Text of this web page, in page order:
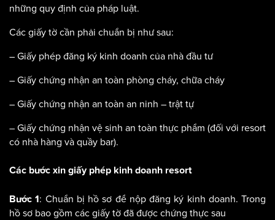
những quy định của pháp luật.
Các giấy tờ cần phải chuẩn bị như sau:
– Giấy phép đăng ký kinh doanh của nhà đầu tư
– Giấy chứng nhận an toàn phòng cháy, chữa cháy
– Giấy chứng nhận an toàn an ninh – trật tự
– Giấy chứng nhận vệ sinh an toàn thực phẩm (đối với resort
có nhà hàng và quầy bar).
Các bước xin giấy phép kinh doanh resort
Bước 1 : Chuẩn bị hồ sơ để nộp đăng ký kinh doanh. Trong
hồ sơ bao gồm các giấy tờ đã được chứng thực sau